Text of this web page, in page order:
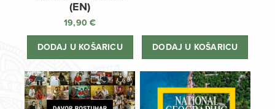
(EN)
19,90€
DODAJ U KOŠARICU
38,80 €.
34,90 €.
DODAJ U KOŠARICU